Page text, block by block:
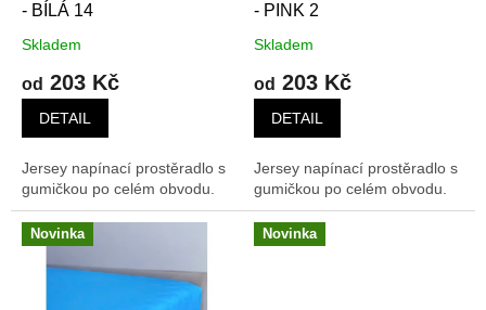
- BÍLÁ 14
Skladem
od 203 Kč
DETAIL
Jersey napínací prostěradlo s
gumičkou po celém obvodu.
- PINK 2
Skladem
od 203 Kč
DETAIL
Jersey napínací prostěradlo s
gumičkou po celém obvodu.
Novinka Novinka